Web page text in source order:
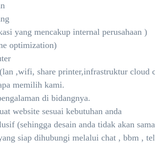
yang mencakup internal perusahaan )
optimization)
,wifi, share printer,infrastruktur cloud
memilih kami.
di bidangnya.
website sesuai kebutuhan anda
(sehingga desain anda tidak akan
siap dihubungi melalui chat , bbm ,